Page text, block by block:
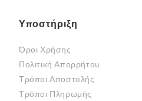
Υποστήριξη
Όροι Χρήσης
Πολιτική Απορρήτου
Τρόποι Αποστολής
Τρόποι Πληρωμής